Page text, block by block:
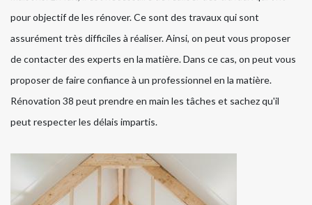
pour objectif de les rénover. Ce sont des travaux qui sont
assurément très difficiles à réaliser. Ainsi, on peut vous proposer
de contacter des experts en la matière. Dans ce cas, on peut vous
proposer de faire confiance à un professionnel en la matière.
Rénovation 38 peut prendre en main les tâches et sachez qu'il
peut respecter les délais impartis.